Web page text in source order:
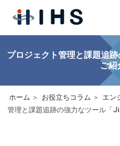
プロジェクト管理と課題追
ご紹
ホーム お役立ちコラム エン
管理と課題追跡の強力なツール「